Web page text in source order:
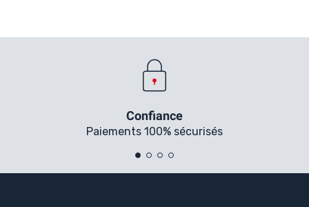
Confiance
Paiements 100% sécurisés